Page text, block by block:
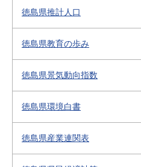
徳島県推計人口
徳島県教育の歩み
徳島県景気動向指数
徳島県環境白書
徳島県産業連関表